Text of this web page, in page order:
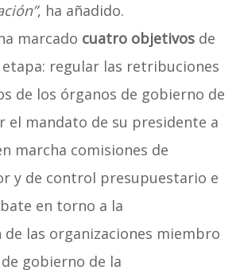
, ha añadido.
marcado cuatro objetivosde
etapa: regular las retribuciones
de los órganos de gobierno de
el mandato de su presidente a
marcha comisiones de
y de control presupuestario e
en torno a la
las organizaciones miembro
gobierno de la